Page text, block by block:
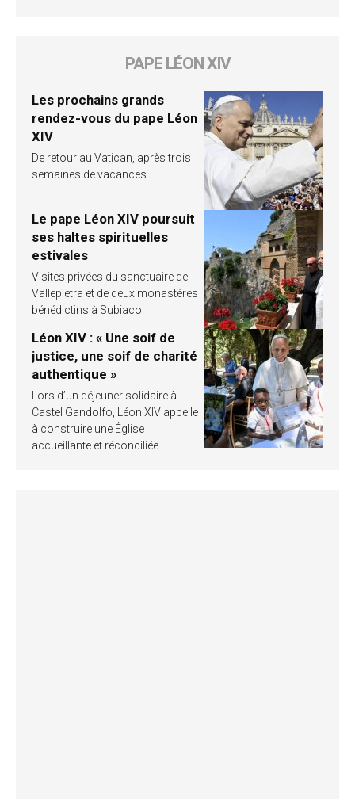
PAPE LÉON XIV
Les prochains grands
rendez-vous du pape Léon
XIV
De retour au Vatican, après trois
semaines de vacances
Le pape Léon XIV poursuit
ses haltes spirituelles
estivales
Visites privées du sanctuaire de
Vallepietra et de deux monastères
bénédictins à Subiaco
Léon XIV : « Une soif de
justice, une soif de charité
authentique »
Lors d’un déjeuner solidaire à
Castel Gandolfo, Léon XIV appelle
à construire une Église
accueillante et réconciliée